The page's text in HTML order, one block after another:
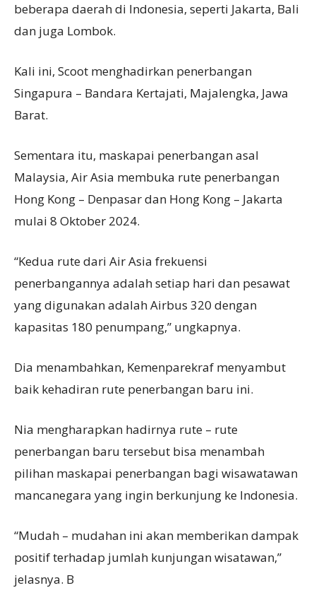
beberapa daerah di Indonesia, seperti Jakarta, Bali
dan juga Lombok.
Kali ini, Scoot menghadirkan penerbangan
Singapura – Bandara Kertajati, Majalengka, Jawa
Barat.
Sementara itu, maskapai penerbangan asal
Malaysia, Air Asia membuka rute penerbangan
Hong Kong – Denpasar dan Hong Kong – Jakarta
mulai 8 Oktober 2024.
“Kedua rute dari Air Asia frekuensi
penerbangannya adalah setiap hari dan pesawat
yang digunakan adalah Airbus 320 dengan
kapasitas 180 penumpang,” ungkapnya.
Dia menambahkan, Kemenparekraf menyambut
baik kehadiran rute penerbangan baru ini.
Nia mengharapkan hadirnya rute – rute
penerbangan baru tersebut bisa menambah
pilihan maskapai penerbangan bagi wisawatawan
mancanegara yang ingin berkunjung ke Indonesia.
“Mudah – mudahan ini akan memberikan dampak
positif terhadap jumlah kunjungan wisatawan,”
jelasnya. B